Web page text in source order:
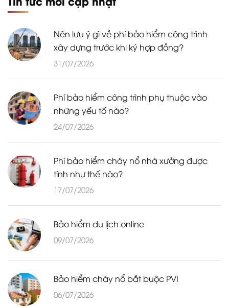
Nên lưu ý gì về phí bảo hiểm công trình
xây dựng trước khi ký hợp đồng?
31/07/2026
Phí bảo hiểm công trình phụ thuộc vào
những yếu tố nào?
24/07/2026
Phí bảo hiểm cháy nổ nhà xưởng được
tính như thế nào?
17/07/2026
Bảo hiểm du lịch online
09/07/2026
Bảo hiểm cháy nổ bắt buộc PVI
06/07/2026